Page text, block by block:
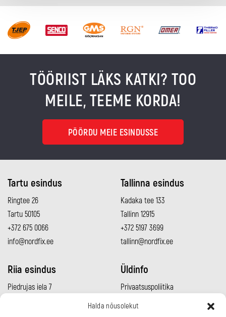
Halda nõusolekut
TÖÖRIIST LÄKS KATKI? TOO
MEILE, TEEME KORDA!
PÖÖRDU MEIE ESINDUSSE
Tartu esindus
Ringtee 26
Tartu 50105
+372 675 0066
info@nordfix.ee
Tallinna esindus
Kadaka tee 133
Tallinn 12915
+372 5197 3699
tallinn@nordfix.ee
Riia esindus
Piedrujas iela 7
Üldinfo
Privaatsuspoliitika
Müügitingimused